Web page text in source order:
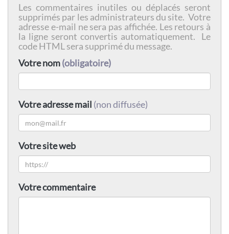
Les commentaires inutiles ou déplacés seront
supprimés par les administrateurs du site. Votre
adresse e-mail ne sera pas affichée. Les retours à
la ligne seront convertis automatiquement. Le
code HTML sera supprimé du message.
Votre nom(obligatoire)
Votre adresse mail (non diffusée)
Votre site web
Votre commentaire